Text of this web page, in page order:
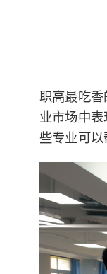
职高最吃
业市场中
些专业可以